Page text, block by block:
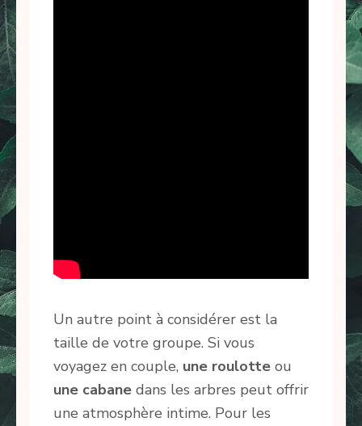
Un autre point à considérer est la
taille de votre groupe. Si vous
voyagez en couple, une roulotte ou
une cabane dans les arbres peut offrir
une atmosphère intime. Pour les